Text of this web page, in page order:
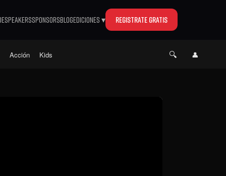
SpeakersSponsorsBlogEdiciones ▾ Registrate gratis
Acción Kids 🔍 👤